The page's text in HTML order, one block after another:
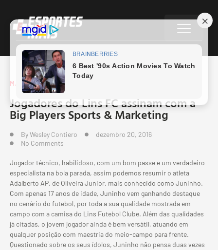
MATÉRIAS ESPECIAIS
Jogadores do Lins FC assinam com a
Big Players Sports & Marketing
ByWesley Contiero
dezembro 20, 2016
No Comments
Jogador técnico, habilidoso, com um bom passe e um verdadeiro
especialista na bola parada, assim podemos resumir o atleta
Adalberto AP. de Oliveira Junior, mais conhecido como Juninho.
Com apenas 17 anos de idade, Juninho vem ganhando destaque
no cenário do futebol, por toda a sua qualidade mostrada em
campo com a camisa do Lins Futebol Clube. Além das qualidades
já citadas, o jovem jogador ainda é bem versátil, atuando em
qualquer posição com maestria do meio-campo para frente.
Questionado sobre os seus ídolos, Juninho não pensa duas vezes